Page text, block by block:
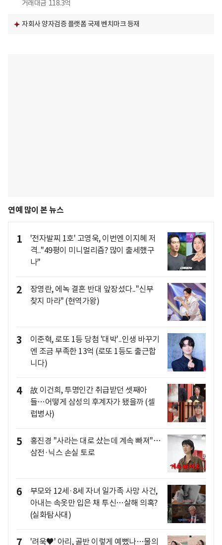
거래대금 118.3억
자회사 양자검증 플랫폼 국제 벤치마크 등재
연예 많이 본 뉴스
1
'전자발찌 1호' 고영욱, 이번엔 이지혜 저
격.."49평이 미니멀리즘? 많이 출세했구
나"
2
장영란, 에녹 결혼 반대 앞장섰다.."신부
찾지 마라" (현역가왕)
3
이준혁, 로또 1등 당첨 '대박'..인생 바꾸기
엔 조금 부족한 13억 (로또 1등도 출근합
니다)
4
故 이건희, 투명인간 취급받던 셋째아
들…어떻게 삼성의 후계자가 됐을까 (셀
럽병사)
5
홍진경 "사라는 대로 샀는데 계속 빠져"…
삼전·닉스 손실 토로
6
부모와 12세·8세 자녀 일가족 사망 사건,
아내는 속옷만 입은 채 투신…살해 의혹?
(실화탐사대)
7
'려욱♥' 아리, 골반 이렇게 예뻤나…물의